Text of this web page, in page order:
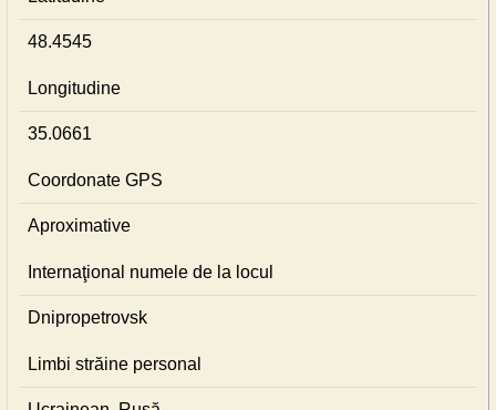
48.4545
Longitudine
35.0661
Coordonate GPS
Aproximative
Internaţional numele de la locul
Dnipropetrovsk
Limbi străine personal